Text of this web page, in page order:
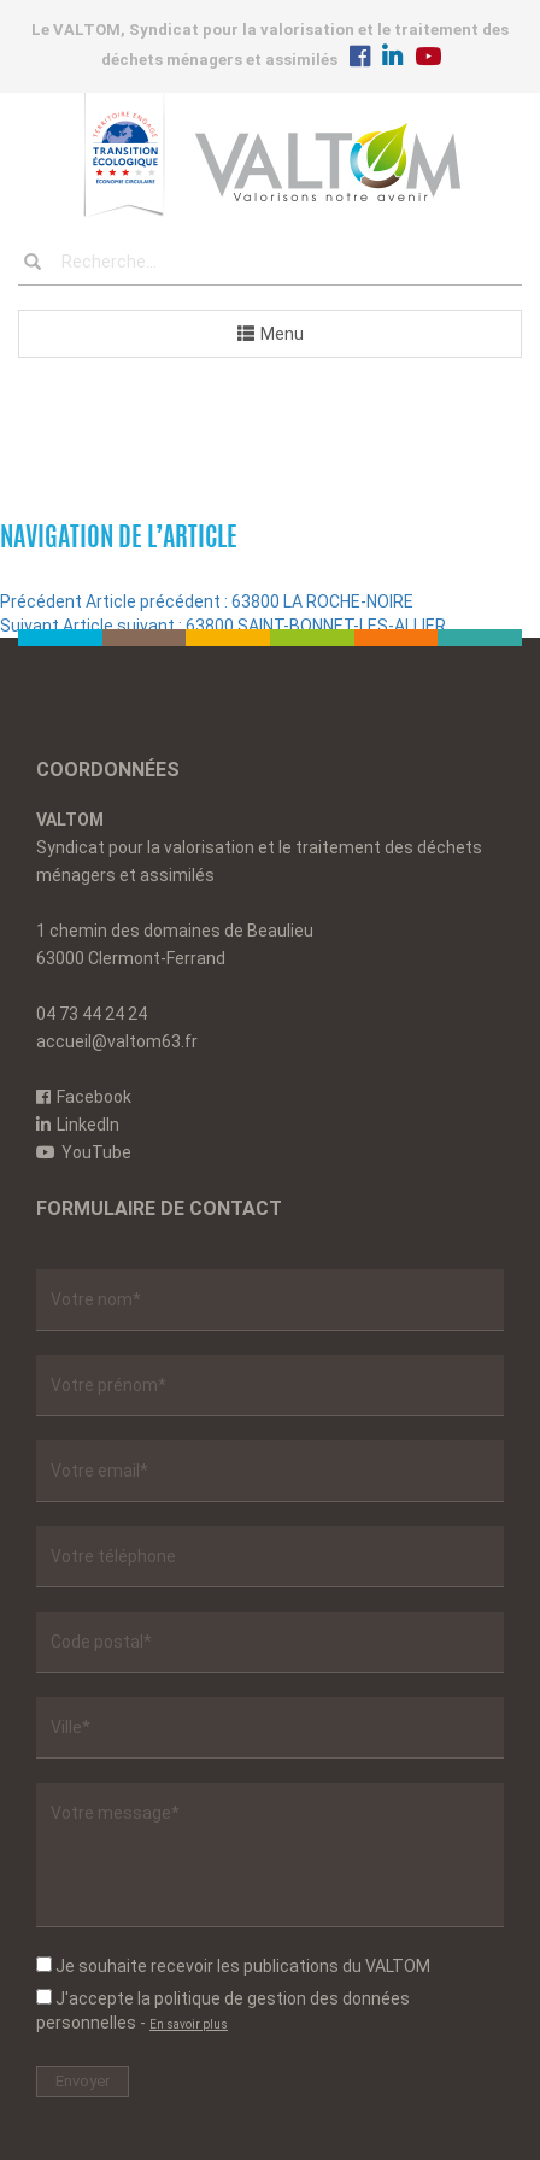
Le VALTOM, Syndicat pour la valorisation et le traitement des
déchets ménagers et assimilés
Menu
NAVIGATION DE L’ARTICLE
Précédent Article précédent : 63800 LA ROCHE-NOIRE
SuivantArticle suivant :63800 SAINT-BONNET-LES-ALLIER
COORDONNÉES
VALTOM
Syndicat pour la valorisation et le traitement des déchets
ménagers et assimilés
1 chemin des domaines de Beaulieu
63000 Clermont-Ferrand
04 73 44 24 24
accueil@valtom63.fr
Facebook
LinkedIn
YouTube
FORMULAIRE DE CONTACT
Je souhaite recevoir les publications du VALTOM
J'accepte la politique de gestion des données
personnelles - En savoir plus